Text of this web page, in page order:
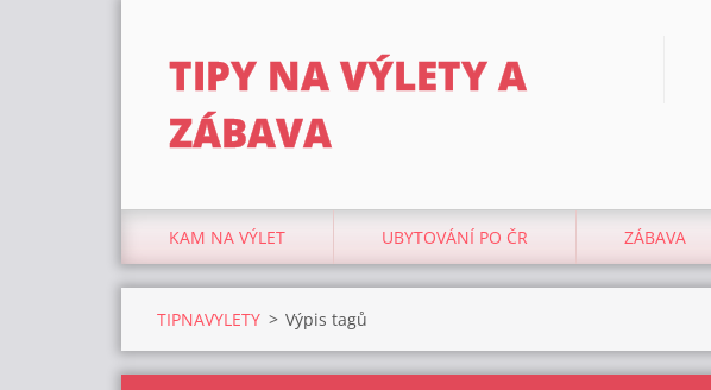
TIPY NA VÝLETY A
ZÁBAVA
KAM NA VÝLET UBYTOVÁNÍ PO ČR ZÁBAVA
TIPNAVYLETY > Výpis tagů